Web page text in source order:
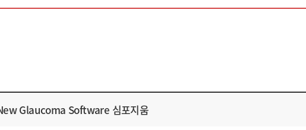
Glaucoma Software 심포지움